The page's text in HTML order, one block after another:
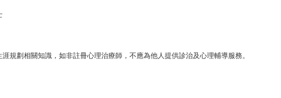
規劃相關知識，如非註冊心理治療師，不應為他人提供診治及心理輔導服務。